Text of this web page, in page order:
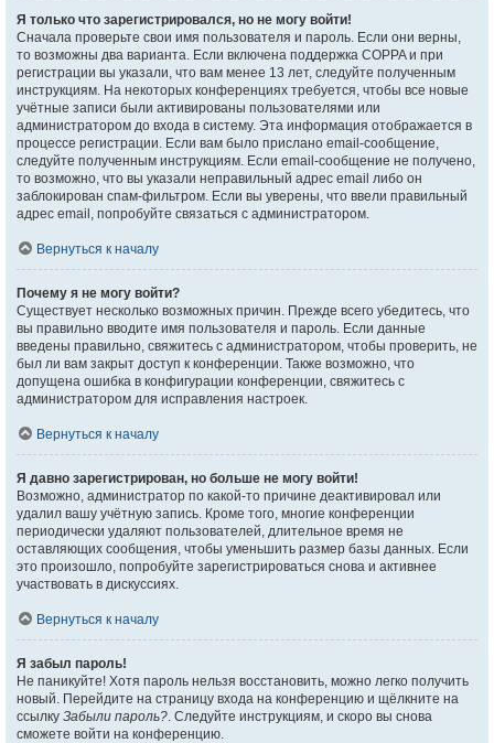
Я только что зарегистрировался, но не могу войти!
Сначала проверьте свои имя пользователя и пароль. Если они верны,
то возможны два варианта. Если включена поддержка COPPA и при
регистрации вы указали, что вам менее 13 лет, следуйте полученным
инструкциям. На некоторых конференциях требуется, чтобы все новые
учётные записи были активированы пользователями или
администратором до входа в систему. Эта информация отображается в
процессе регистрации. Если вам было прислано email-сообщение,
следуйте полученным инструкциям. Если email-сообщение не получено,
то возможно, что вы указали неправильный адрес email либо он
заблокирован спам-фильтром. Если вы уверены, что ввели правильный
адрес email, попробуйте связаться с администратором.
Вернуться к началу
Почему я не могу войти?
Существует несколько возможных причин. Прежде всего убедитесь, что
вы правильно вводите имя пользователя и пароль. Если данные
введены правильно, свяжитесь с администратором, чтобы проверить, не
был ли вам закрыт доступ к конференции. Также возможно, что
допущена ошибка в конфигурации конференции, свяжитесь с
администратором для исправления настроек.
Вернуться к началу
Я давно зарегистрирован, но больше не могу войти!
Возможно, администратор по какой-то причине деактивировал или
удалил вашу учётную запись. Кроме того, многие конференции
периодически удаляют пользователей, длительное время не
оставляющих сообщения, чтобы уменьшить размер базы данных. Если
это произошло, попробуйте зарегистрироваться снова и активнее
участвовать в дискуссиях.
Вернуться к началу
Я забыл пароль!
Не паникуйте! Хотя пароль нельзя восстановить, можно легко получить
новый. Перейдите на страницу входа на конференцию и щёлкните на
ссылку Забыли пароль?. Следуйте инструкциям, и скоро вы снова
сможете войти на конференцию.